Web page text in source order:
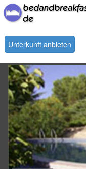
Unterkunft anbieten